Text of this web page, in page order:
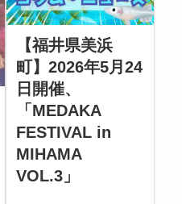
【福井県美浜
町】2026年5月24
日開催、
「MEDAKA
FESTIVAL in
MIHAMA
VOL.3」